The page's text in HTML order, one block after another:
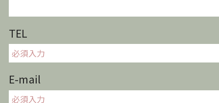
TEL
E-mail